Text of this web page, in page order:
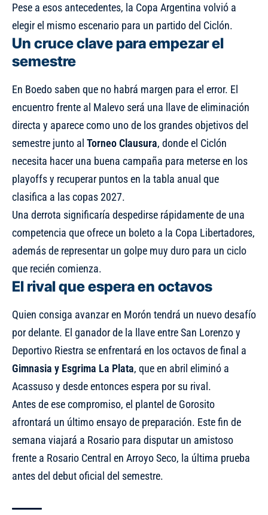
Pese a esos antecedentes, la Copa Argentina volvió a
elegir el mismo escenario para un partido del Ciclón.
Un cruce clave para empezar el
semestre
En Boedo saben que no habrá margen para el error. El
encuentro frente al Malevo será una llave de eliminación
directa y aparece como uno de los grandes objetivos del
semestre junto al Torneo Clausura, donde el Ciclón
necesita hacer una buena campaña para meterse en los
playoffs y recuperar puntos en la tabla anual que
clasifica a las copas 2027.
Una derrota significaría despedirse rápidamente de una
competencia que ofrece un boleto a la Copa Libertadores,
además de representar un golpe muy duro para un ciclo
que recién comienza.
El rival que espera en octavos
Quien consiga avanzar en Morón tendrá un nuevo desafío
por delante. El ganador de la llave entre San Lorenzo y
Deportivo Riestra se enfrentará en los octavos de final a
Gimnasia y Esgrima La Plata, que en abril eliminó a
Acassuso y desde entonces espera por su rival.
Antes de ese compromiso, el plantel de Gorosito
afrontará un último ensayo de preparación. Este fin de
semana viajará a Rosario para disputar un amistoso
frente a Rosario Central en Arroyo Seco, la última prueba
antes del debut oficial del semestre.